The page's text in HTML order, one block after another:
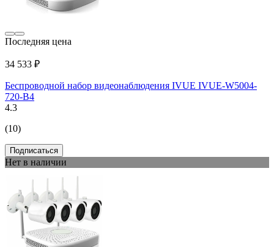
Последняя цена
34 533 ₽
Беспроводной набор видеонаблюдения IVUE IVUE-W5004-
720-B4
4.3
(10)
Подписаться
Нет в наличии